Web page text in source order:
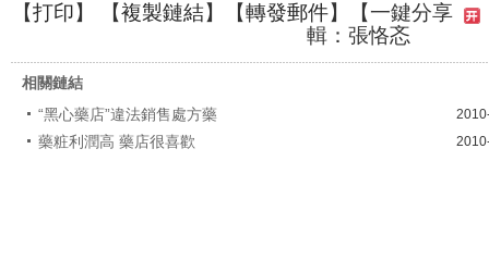
【打印】 【複製鏈結】【轉發郵件】【一鍵分享
輯：張恪忞
相關鏈結
“黑心藥店”違法銷售處方藥
藥粧利潤高 藥店很喜歡